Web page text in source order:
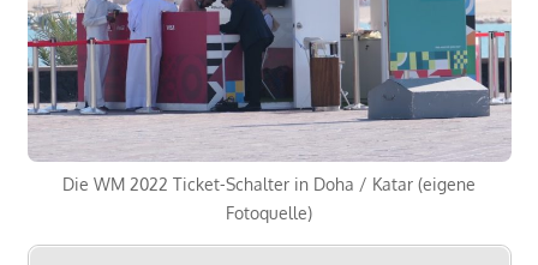
Die WM 2022 Ticket-Schalter in Doha / Katar (eigene
Fotoquelle)